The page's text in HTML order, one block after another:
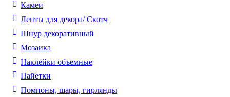
Камеи
Ленты для декора/ Скотч
Шнур декоративный
Мозаика
Наклейки объемные
Пайетки
Помпоны, шары, гирлянды